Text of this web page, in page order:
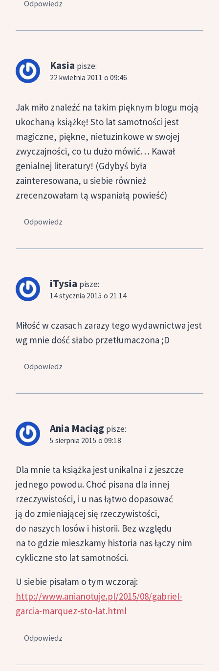
Odpowiedz
Kasia pisze:
22 kwietnia 2011 o 09:46
Jak miło znaleźć na takim pięknym blogu moją
ukochaną książkę! Sto lat samotności jest
magiczne, piękne, nietuzinkowe w swojej
zwyczajności, co tu dużo mówić… Kawał
genialnej literatury! (Gdybyś była
zainteresowana, u siebie również
zrecenzowałam tą wspaniałą powieść)
Odpowiedz
iTysia pisze:
14 stycznia 2015 o 21:14
Miłość w czasach zarazy tego wydawnictwa jest
wg mnie dość słabo przetłumaczona ;D
Odpowiedz
Ania Maciąg pisze:
5 sierpnia 2015 o 09:18
Dla mnie ta książka jest unikalna i z jeszcze
jednego powodu. Choć pisana dla innej
rzeczywistości, i u nas łątwo dopasować
ją do zmieniającej się rzeczywistości,
do naszych losów i historii. Bez względu
na to gdzie mieszkamy historia nas łączy nim
cykliczne sto lat samotności.
U siebie pisałam o tym wczoraj:
http://www.anianotuje.pl/2015/08/gabriel-
garcia-marquez-sto-lat.html
Odpowiedz